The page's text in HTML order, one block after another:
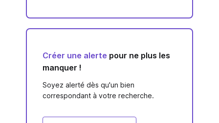
Créer une alerte pour ne plus les
manquer !
Soyez alerté dès qu'un bien
correspondant à votre recherche.